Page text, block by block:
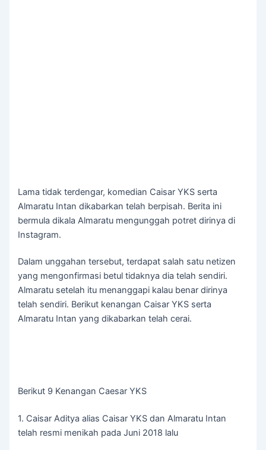
Lama tidak terdengar, komedian Caisar YKS serta
Almaratu Intan dikabarkan telah berpisah. Berita ini
bermula dikala Almaratu mengunggah potret dirinya di
Instagram.
Dalam unggahan tersebut, terdapat salah satu netizen
yang mengonfirmasi betul tidaknya dia telah sendiri.
Almaratu setelah itu menanggapi kalau benar dirinya
telah sendiri. Berikut kenangan Caisar YKS serta
Almaratu Intan yang dikabarkan telah cerai.
Berikut 9 Kenangan Caesar YKS
1. Caisar Aditya alias Caisar YKS dan Almaratu Intan
telah resmi menikah pada Juni 2018 lalu